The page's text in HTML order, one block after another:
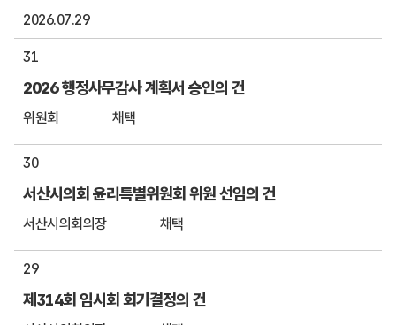
2026.07.29
31
2026 행정사무감사 계획서 승인의 건
위원회 채택
30
서산시의회 윤리특별위원회 위원 선임의 건
서산시의회의장 채택
29
제314회 임시회 회기결정의 건